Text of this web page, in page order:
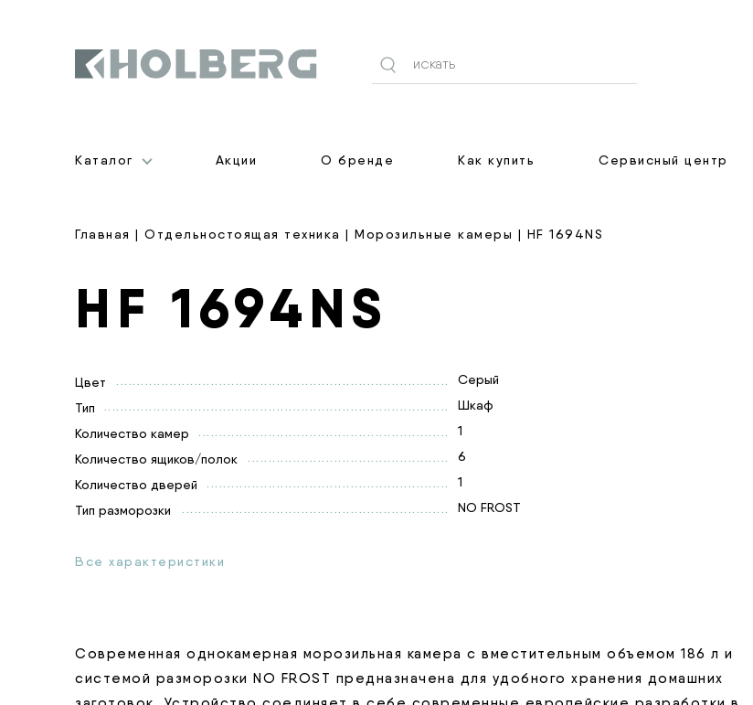
Каталог Акции О бренде Как купить Сервисный центр
Главная | Отдельностоящая техника | Морозильные камеры | HF 1694NS
HF 1694NS
Цвет
Серый
Тип
Шкаф
Количество камер
1
Количество ящиков/полок
6
Количество дверей
1
Тип разморозки
NO FROST
Все характеристики
Современная однокамерная морозильная камера с вместительным объемом 186 л и
системой разморозки NO FROST предназначена для удобного хранения домашних